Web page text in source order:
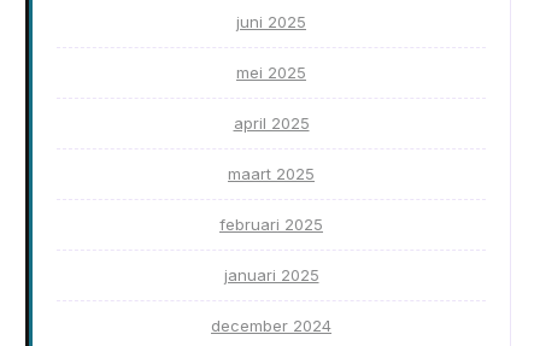
juni 2025
mei 2025
april 2025
maart 2025
februari 2025
januari 2025
december 2024